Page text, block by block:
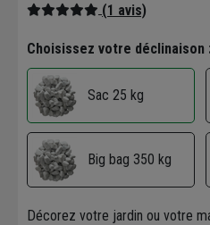
(1 avis)
Choisissez votre déclinaison :
Sac 25 kg
Big bag 350 kg
Décorez votre jardin ou votre